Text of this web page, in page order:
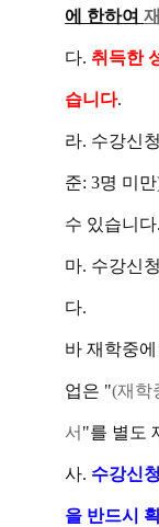
에 한하여
다. 취득한
습니다.
라. 수강신
준: 3명 미
수 있습니다.
마. 수강신
다.
바재학중
업은 "(재학
서 "를 별도
사. 수강신
을 반드시